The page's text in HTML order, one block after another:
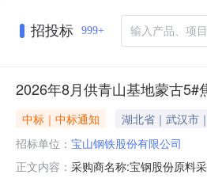
招投标 999+
2026年8月供青山基地蒙古5#
中标｜中标通知
湖北省｜武汉市
招标单位： 宝山钢铁股份有限公司
正文内容： 采购商名称:宝钢股份原料